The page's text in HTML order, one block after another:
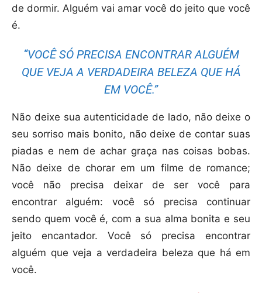
de dormir. Alguém vai amar você do jeito que você
é.
“VOCÊ SÓ PRECISA ENCONTRAR ALGUÉM
QUE VEJA A VERDADEIRA BELEZA QUE HÁ
EM VOCÊ.”
Não deixe sua autenticidade de lado, não deixe o
seu sorriso mais bonito, não deixe de contar suas
piadas e nem de achar graça nas coisas bobas.
Não deixe de chorar em um filme de romance;
você não precisa deixar de ser você para
encontrar alguém: você só precisa continuar
sendo quem você é, com a sua alma bonita e seu
jeito encantador. Você só precisa encontrar
alguém que veja a verdadeira beleza que há em
você.